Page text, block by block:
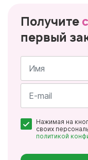
Получите
первый
Имя
*
Нажимая на
своих
политикой